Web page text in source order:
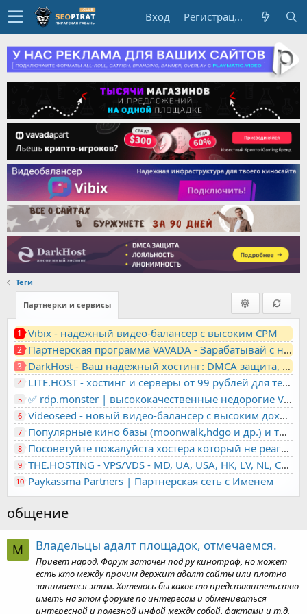
Вход Регистрация
Теги
Партнерки и сервисы
1 Vibix - надежный видео-балансер с высоким CPM
2 Партнерская программа VAVADA - Зарабатывай с нами!
3 DarkHost - Ваш надежный хостинг: DMCA защита, лояльность, анонимность
4 LITE.HOST - хостинг и серверы от 99 рублей для тех, кто любит не переплачивать. Доступ по SSH, поддержка PHP, GIT, COMPOSER, сертификаты Let's Encrypt
5 ✅ rdp.monster | высококачественные недорогие VPS, RDP - выделенные серверы
6 Videoseed - новый видео-балансер с высоким доходом
7 Популярные кино базы (moonwalk,hdgo и др.) и торренты в одном плеере для вашего сайта
8 Посоветуйте пожалуйста хостера который не реагирует на ркн
9 THE.HOSTING - VPS/VDS - MD, UA, USA, HK, LV, NL, CA, DE, SK, CZE, GB, IL, TR, PL, BG, RO, IT, FL, HU, PT.
10 Paykassma Partners | Партнерская сеть с Именем
общение
M Владельцы адалт площадок, отмечаемся.
Привет народ. Форум заточен под ру кинотраф, но может
есть кто между прочим держит адалт сайты или плотно
занимается этим. Хотелось бы какое то представительство
иметь на этом форуме по интересам и обмениваться
интересной и полезной инфой между собой, фактами и т.д.